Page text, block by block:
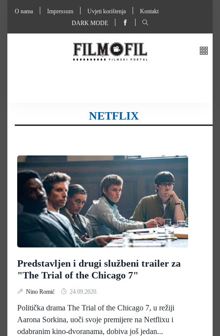
O nama Impressum Uvjeti korištenja
Kontakt
DARK MODE
NETFLIX
Predstavljen i drugi službeni trailer za
"The Trial of the Chicago 7"
Nino Romić 24.09.2020.
Politička drama The Trial of the Chicago 7, u režiji
Aarona Sorkina, uoči svoje premijere na Netflixu i
odabranim kino-dvoranama, dobiva još jedan...